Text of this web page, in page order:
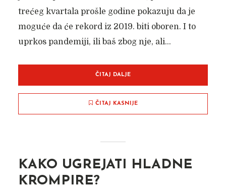
trećeg kvartala prošle godine pokazuju da je
moguće da će rekord iz 2019. biti oboren. I to
uprkos pandemiji, ili baš zbog nje, ali...
ČITAJ DALJE
ČITAJ KASNIJE
KAKO UGREJATI HLADNE
KROMPIRE?